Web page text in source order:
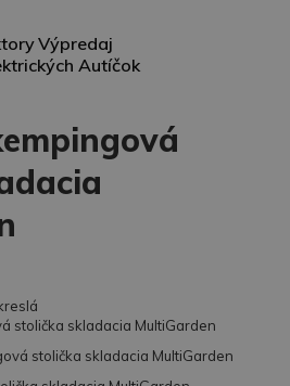
Výpredaj
Autíčok
stolička skladacia MultiGarden